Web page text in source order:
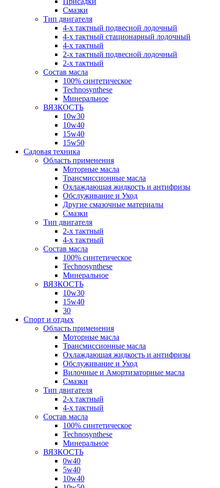
Смазки
Тип двигателя
4-х тактный подвесной лодочный
4-х тактный стационарный лодочный
4-х тактный
2-х тактный подвесной лодочный
2-х тактный
Состав масла
100% синтетическое
Technosynthese
Минеральное
ВЯЗКОСТЬ
10w30
10w40
15w40
15w50
Садовая техника
Область применения
Моторные масла
Трансмиссионные масла
Охлаждающая жидкость и антифризы
Обслуживание и Уход
Другие смазочные материалы
Смазки
Тип двигателя
2-х тактный
4-х тактный
Состав масла
100% синтетическое
Technosynthese
Минеральное
ВЯЗКОСТЬ
10w30
15w40
30
Спорт и отдых
Область применения
Моторные масла
Трансмиссионные масла
Охлаждающая жидкость и антифризы
Обслуживание и Уход
Вилочные и Амортизаторные масла
Смазки
Тип двигателя
2-х тактный
4-х тактный
Состав масла
100% синтетическое
Technosynthese
Минеральное
ВЯЗКОСТЬ
0w40
5w40
10w40